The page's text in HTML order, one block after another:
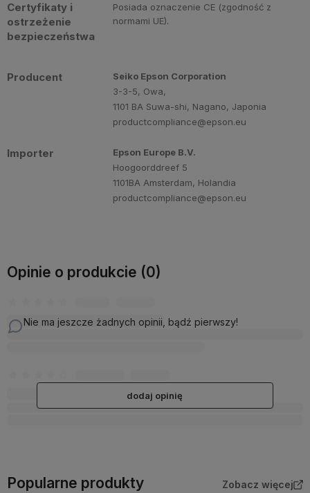
Certyfikaty i
ostrzeżenie
bezpieczeństwa
Posiada oznaczenie CE (zgodność z
normami UE).
Producent
Seiko Epson Corporation
3-3-5, Owa,
1101 BA Suwa-shi, Nagano, Japonia
productcompliance@epson.eu
Importer
Epson Europe B.V.
Hoogoorddreef 5
1101BA Amsterdam, Holandia
productcompliance@epson.eu
Opinie o produkcie (0)
Nie ma jeszcze żadnych opinii, bądź pierwszy!
dodaj opinię
Popularne produkty Zobacz więcej